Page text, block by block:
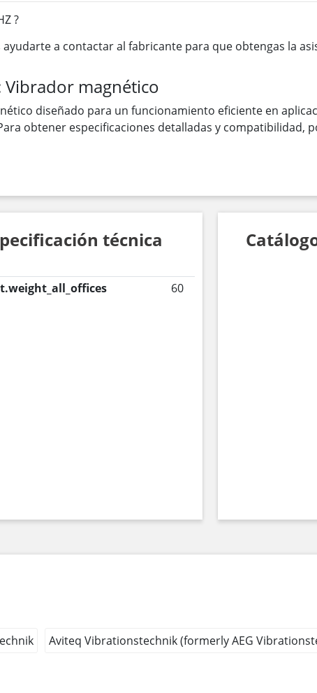
?
a contactar al fabricante para que obtengas la
Vibrador magnético
diseñado para un funcionamiento eficiente en
obtener especificaciones detalladas y compatibilidad,
técnica
60
Aviteq Vibrationstechnik (formerly AEG